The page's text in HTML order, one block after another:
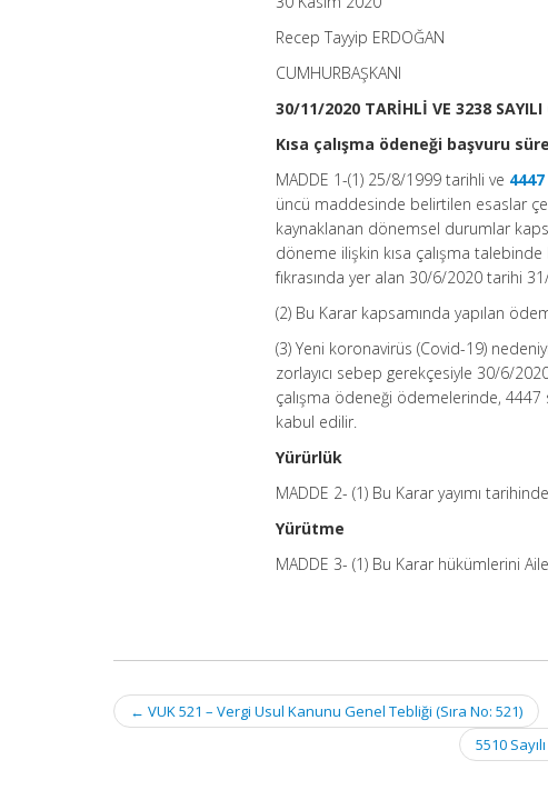
Recep Tayyip ERDOĞAN
CUMHURBAŞKANI
30/11/2020 TARİHLİ VE 3238 SAYILI
Kısa çalışma ödeneği başvuru
MADDE 1-(1) 25/8/1999 tarihli ve
üncü maddesinde belirtilen esaslar
kaynaklanan dönemsel durumlar
döneme ilişkin kısa çalışma
fıkrasında yer alan 30/6/2020 tarihi
(2) Bu Karar kapsamında yapılan
(3) Yeni koronavirüs (Covid-19)
zorlayıcı sebep gerekçesiyle 30/6/
çalışma ödeneği ödemelerinde, 4447
kabul edilir.
Yürürlük
MADDE 2- (1) Bu Karar yayımı
Yürütme
MADDE 3- (1) Bu Karar hükümlerini
Post
navigation
← VUK 521 – Vergi Usul Kanunu Genel Tebliği (Sıra No: 521)
5510